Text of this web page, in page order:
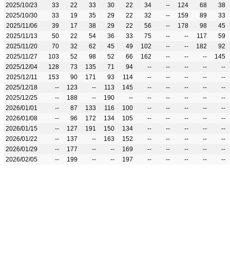
2025/10/23
33 22 33 30 22 34 -- 124 68
38
2025/10/30
33 19 35 29 22 32 -- 159 89
33
2025/11/06
39 17 38 29 22 56 -- 178 98
45
2025/11/13
50 22 54 36 33 75 -- -- 117
59
2025/11/20
70 32 62 45 49 102 -- -- 182
92
2025/11/27
103 52 98 52 66 162 -- -- --
145
2025/12/04
128 73 135 71 94 -- -- -- --
--
2025/12/11
153 90 171 93 114 -- -- -- --
--
2025/12/18
-- 123 -- 113 145 -- -- -- --
--
2025/12/25
-- 188 -- 190 -- -- -- -- --
--
2026/01/01
-- 87 133 116 100 -- -- -- --
--
2026/01/08
-- 96 172 134 105 -- -- -- --
--
2026/01/15
-- 127 191 150 134 -- -- -- --
--
2026/01/22
-- 137 -- 163 152 -- -- -- --
--
2026/01/29
-- 177 -- -- 169 -- -- -- --
--
2026/02/05
-- 199 -- -- 197 -- -- -- -- --